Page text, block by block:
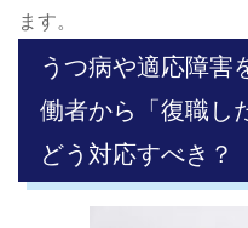
ます。
うつ病や適応障害
働者から「復職し
どう対応すべき？